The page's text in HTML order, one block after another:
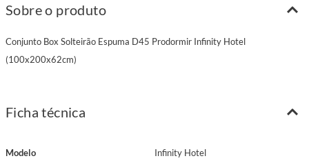
Sobre o produto
Conjunto Box Solteirão Espuma D45 Prodormir Infinity Hotel
(100x200x62cm)
Ficha técnica
Modelo Infinity Hotel